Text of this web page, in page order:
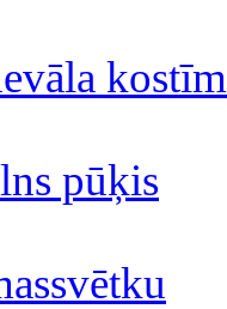
pūķis